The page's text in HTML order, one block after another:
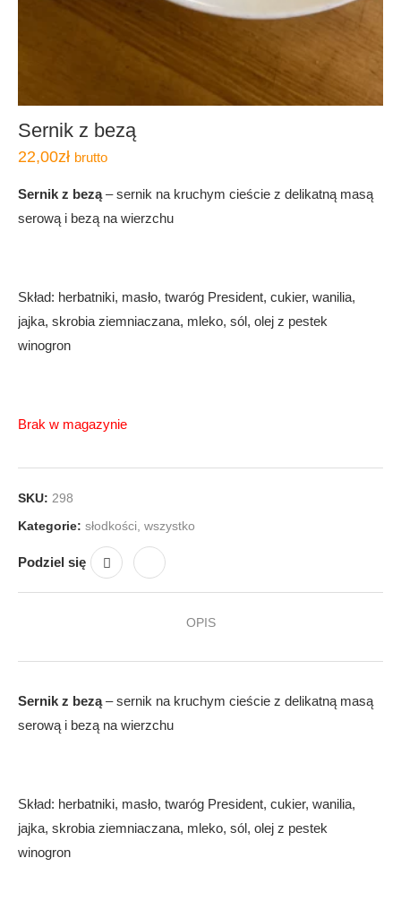
Sernik z bezą
22,00zł brutto
Sernik z bezą– sernik na kruchym cieście z delikatną masą
serową i bezą na wierzchu
Skład: herbatniki, masło, twaróg President, cukier, wanilia,
jajka, skrobia ziemniaczana, mleko, sól, olej z pestek
winogron
Brak w magazynie
SKU: 298
Kategorie: słodkości wszystko
Podziel się
OPIS
Sernik z bezą– sernik na kruchym cieście z delikatną masą
serową i bezą na wierzchu
Skład: herbatniki, masło, twaróg President, cukier, wanilia,
jajka, skrobia ziemniaczana, mleko, sól, olej z pestek
winogron